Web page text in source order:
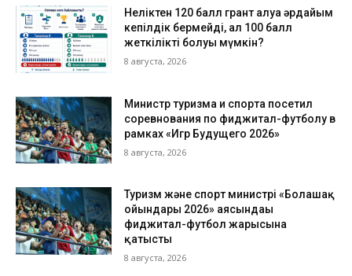
Неліктен 120 балл грант алуға әрдайым
кепілдік бермейді, ал 100 балл
жеткілікті болуы мүмкін?
8 августа, 2026
Министр туризма и спорта посетил
соревнования по фиджитал-футболу в
рамках «Игр Будущего 2026»
8 августа, 2026
Туризм және спорт министрі «Болашақ
ойындары 2026» аясындағы
фиджитал-футбол жарысына
қатысты
8 августа, 2026